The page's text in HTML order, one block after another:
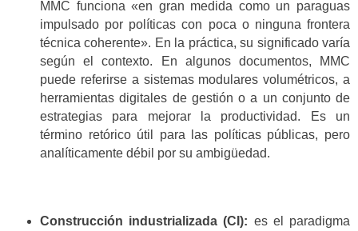
MMC funciona «en gran medida como un paraguas
impulsado por políticas con poca o ninguna frontera
técnica coherente». En la práctica, su significado varía
según el contexto. En algunos documentos, MMC
puede referirse a sistemas modulares volumétricos, a
herramientas digitales de gestión o a un conjunto de
estrategias para mejorar la productividad. Es un
término retórico útil para las políticas públicas, pero
analíticamente débil por su ambigüedad.
Construcción industrializada (CI): es el paradigma